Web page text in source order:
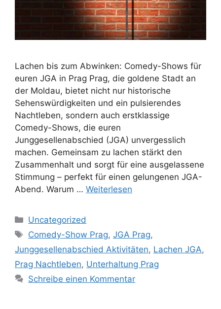
Lachen bis zum Abwinken: Comedy-Shows für
euren JGA in Prag Prag, die goldene Stadt an
der Moldau, bietet nicht nur historische
Sehenswürdigkeiten und ein pulsierendes
Nachtleben, sondern auch erstklassige
Comedy-Shows, die euren
Junggesellenabschied (JGA) unvergesslich
machen. Gemeinsam zu lachen stärkt den
Zusammenhalt und sorgt für eine ausgelassene
Stimmung – perfekt für einen gelungenen JGA-
Abend. Warum … Weiterlesen
Kategorien
Uncategorized
Schlagwörter
Comedy-Show Prag,JGA Prag,
Junggesellenabschied Aktivitäten, Lachen JGA,
Prag Nachtleben, Unterhaltung Prag
Schreibe einen Kommentar